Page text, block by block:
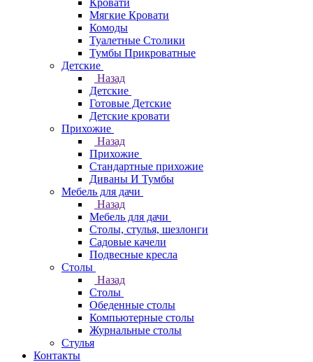
Кровати
Мягкие Кровати
Комоды
Туалетные Столики
Тумбы Прикроватные
Детские
Назад
Детские
Готовые Детские
Детские кровати
Прихожие
Назад
Прихожие
Стандартные прихожие
Диваны И Тумбы
Мебель для дачи
Назад
Мебель для дачи
Столы, стулья, шезлонги
Садовые качели
Подвесные кресла
Столы
Назад
Столы
Обеденные столы
Компьютерные столы
Журнальные столы
Стулья
Контакты